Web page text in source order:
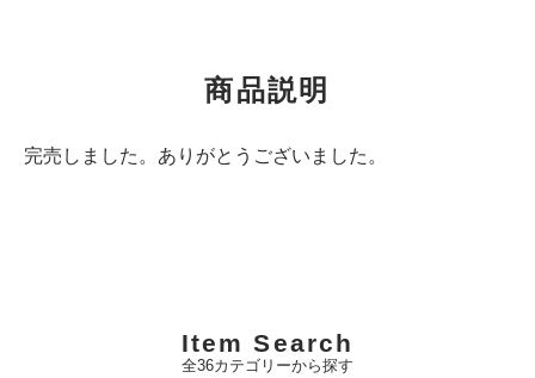
商品説明
完売しました。ありがとうございました。
Item Search
全36カテゴリーから探す